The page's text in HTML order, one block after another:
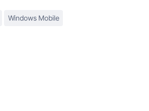
Windows Mobile